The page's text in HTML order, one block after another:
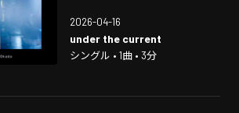
2026-04-16
under the current
シングル • 1曲 • 3分